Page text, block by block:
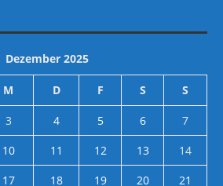
Dezember 2025
M D F S S
3 4 5 6
7
10 11 12 13
14
17 18 19 20 21